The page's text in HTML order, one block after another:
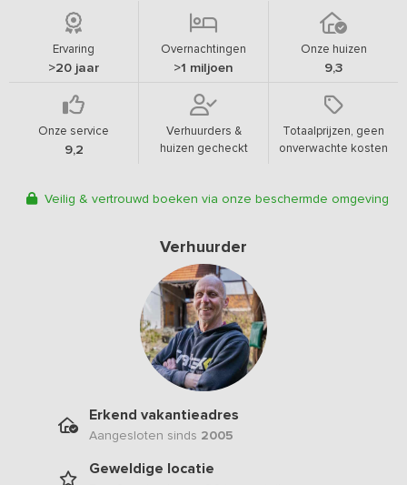
Ervaring
>20 jaar
Overnachtingen
>1 miljoen
Onze huizen
9,3
Onze service
9,2
Verhuurders &
huizen gecheckt
Totaalprijzen, geen
onverwachte kosten
Veilig & vertrouwd boeken via onze beschermde omgeving
Verhuurder
Erkend vakantieadres
Aangesloten sinds 2005
Geweldige locatie